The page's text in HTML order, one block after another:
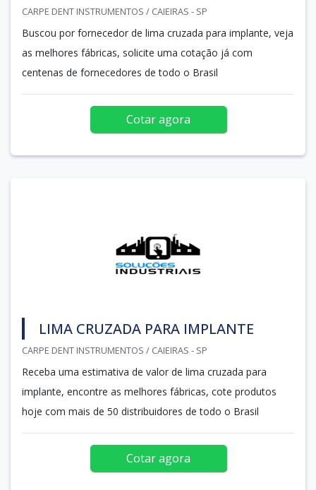
CARPE DENT INSTRUMENTOS / CAIEIRAS - SP
Buscou por fornecedor de lima cruzada para implante, veja
as melhores fábricas, solicite uma cotação já com
centenas de fornecedores de todo o Brasil
Cotar agora
LIMA CRUZADA PARA IMPLANTE
CARPE DENT INSTRUMENTOS / CAIEIRAS - SP
Receba uma estimativa de valor de lima cruzada para
implante, encontre as melhores fábricas, cote produtos
hoje com mais de 50 distribuidores de todo o Brasil
Cotar agora